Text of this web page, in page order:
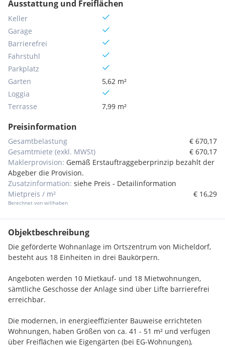
Ausstattung und Freiflächen
Keller
Garage
Barrierefrei
Fahrstuhl
Parkplatz
Garten
5,62 m²
Loggia
Terrasse
7,99 m²
Preisinformation
Gesamtbelastung
€ 670,17
Gesamtmiete (exkl. MWSt)
€ 670,17
Maklerprovision: Gemäß Erstauftraggeberprinzip bezahlt der
Abgeber die Provision.
Zusatzinformation: siehe Preis - Detailinformation
Mietpreis / m²
Berechnet von willhaben
€ 16,29
Objektbeschreibung
Die geförderte Wohnanlage im Ortszentrum von Micheldorf,
besteht aus 18 Einheiten in drei Baukörpern.
Angeboten werden 10 Mietkauf- und 18 Mietwohnungen,
sämtliche Geschosse der Anlage sind über Lifte barrierefrei
erreichbar.
Die modernen, in energieeffizienter Bauweise errichteten
Wohnungen, haben Größen von ca. 41 - 51 m² und verfügen
über Freiflächen wie Eigengärten (bei EG-Wohnungen),